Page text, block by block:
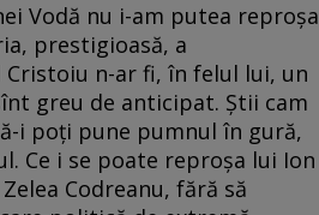
Vodă nu i-am putea reproşa
prestigioasă, a
n-ar fi, în felul lui, un
greu de anticipat. Ştii cam
i poţi pune pumnul în gură,
Ce i se poate reproşa lui Ion
Codreanu, fără să